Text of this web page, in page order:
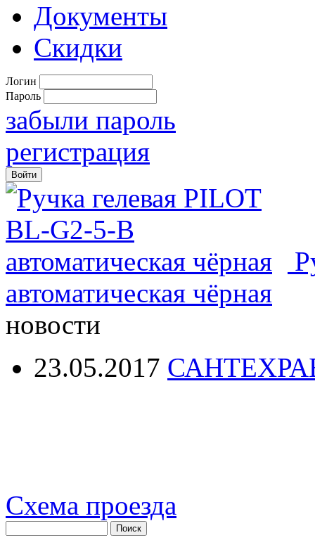
Документы
Скидки
Логин
Пароль
забыли пароль
регистрация
автоматическая чёрная
новости
23.05.2017
Схема проезда